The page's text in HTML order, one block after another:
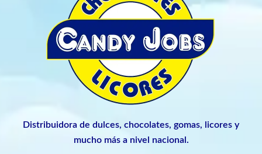
Distribuidora de dulces, chocolates, gomas, licores y
mucho más a nivel nacional.